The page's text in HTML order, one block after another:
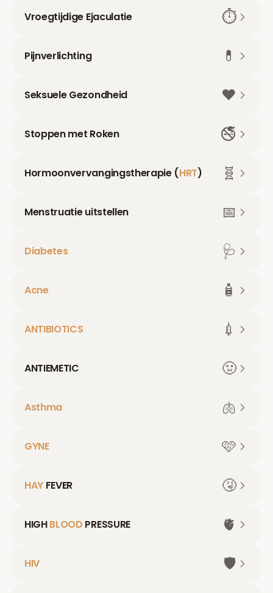
Vroegtijdige Ejaculatie ⏱️
Pijnverlichting 💊
Seksuele Gezondheid ❤️
Stoppen met Roken 🚭
Hormoonvervangingstherapie (HRT) 🧬
Menstruatie uitstellen 📅
Diabetes 🩺
Acne 🧴
ANTIBIOTICS 💉
ANTIEMETIC 🤢
Asthma 🫁
GYNE 🩷
HAY FEVER 🤧
HIGHBLOOD PRESSURE 🫀
HIV
🛡️